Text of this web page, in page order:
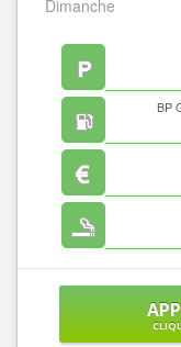
Dimanche
BP